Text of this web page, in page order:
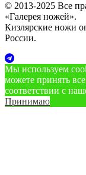
© 2013-2025 Все
«Галерея ножей».
Кизлярские ножи
России.
Мы используем
можете принять
соответствии с
Принимаю